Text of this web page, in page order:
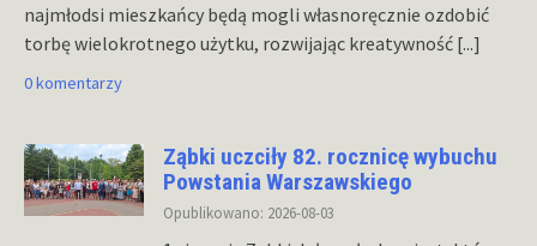
najmłodsi mieszkańcy będą mogli własnoręcznie ozdobić
torbę wielokrotnego użytku, rozwijając kreatywność [...]
0 komentarzy
Ząbki uczciły 82. rocznicę wybuchu
Powstania Warszawskiego
Opublikowano: 2026-08-03